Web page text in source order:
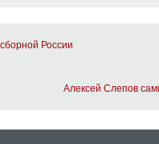
России
Алексей Слепов